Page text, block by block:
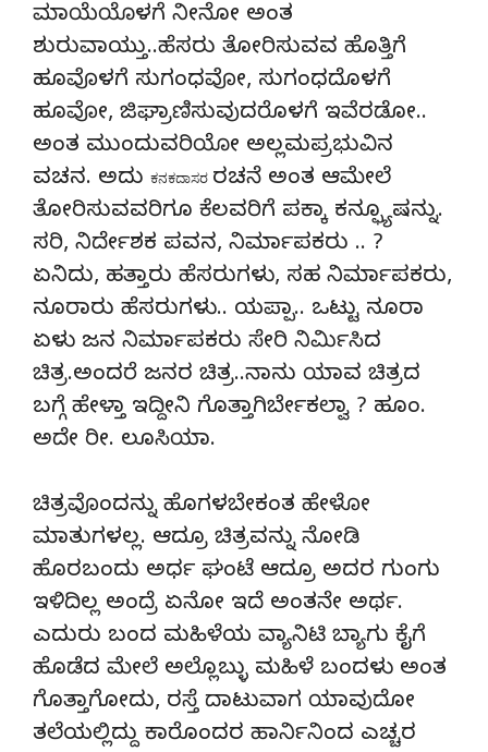
ಮಾಯೆಯೊಳಗೆ ನೀನೋ ಅಂತ
ಶುರುವಾಯ್ತು..ಹೆಸರು ತೋರಿಸುವವ ಹೊತ್ತಿಗೆ
ಹೂವೊಳಗೆ ಸುಗಂಧವೋ, ಸುಗಂಧದೊಳಗೆ
ಹೂವೋ, ಜಿಘ್ರಾಣಿಸುವುದರೊಳಗೆ ಇವೆರಡೋ..
ಅಂತ ಮುಂದುವರಿಯೋ ಅಲ್ಲಮಪ್ರಭುವಿನ
ವಚನ. ಅದು ಕನಕದಾಸರ ರಚನೆ ಅಂತ ಆಮೇಲೆ
ತೋರಿಸುವವರಿಗೂ ಕೆಲವರಿಗೆ ಪಕ್ಕಾ ಕನ್ಫ್ಯೂಷನ್ನು.
ಸರಿ, ನಿರ್ದೇಶಕ ಪವನ, ನಿರ್ಮಾಪಕರು .. ?
ಏನಿದು, ಹತ್ತಾರು ಹೆಸರುಗಳು, ಸಹ ನಿರ್ಮಾಪಕರು,
ನೂರಾರು ಹೆಸರುಗಳು.. ಯಪ್ಪಾ.. ಒಟ್ಟು ನೂರಾ
ಏಳು ಜನ ನಿರ್ಮಾಪಕರು ಸೇರಿ ನಿರ್ಮಿಸಿದ
ಚಿತ್ರ.ಅಂದರೆ ಜನರ ಚಿತ್ರ..ನಾನು ಯಾವ ಚಿತ್ರದ
ಬಗ್ಗೆ ಹೇಳ್ತಾ ಇದ್ದೀನಿ ಗೊತ್ತಾಗಿರ್ಬೇಕಲ್ವಾ ? ಹೂಂ.
ಅದೇ ರೀ. ಲೂಸಿಯಾ.
ಚಿತ್ರವೊಂದನ್ನು ಹೊಗಳಬೇಕಂತ ಹೇಳೋ
ಮಾತುಗಳಲ್ಲ. ಆದ್ರೂ ಚಿತ್ರವನ್ನು ನೋಡಿ
ಹೊರಬಂದು ಅರ್ಧ ಘಂಟೆ ಆದ್ರೂ ಅದರ ಗುಂಗು
ಇಳಿದಿಲ್ಲ ಅಂದ್ರೆ ಏನೋ ಇದೆ ಅಂತನೇ ಅರ್ಥ.
ಎದುರು ಬಂದ ಮಹಿಳೆಯ ವ್ಯಾನಿಟಿ ಬ್ಯಾಗು ಕೈಗೆ
ಹೊಡೆದ ಮೇಲೆ ಅಲ್ಲೊಬ್ಳು ಮಹಿಳೆ ಬಂದಳು ಅಂತ
ಗೊತ್ತಾಗೋದು, ರಸ್ತೆ ದಾಟುವಾಗ ಯಾವುದೋ
ತಲೆಯಲ್ಲಿದ್ದು ಕಾರೊಂದರ ಹಾರ್ನಿನಿಂದ ಎಚ್ಚರ